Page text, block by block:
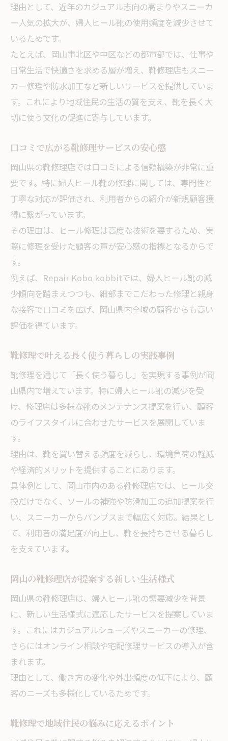
理由として、近年のカジュアル志向の高まりやスニーカ
ー人気の拡大が、婦人ヒール靴の使用頻度を減少させて
いるためです。
たとえば、岡山市北区や中区などの都市部では、仕事や
日常生活で快適さを求める層が増え、靴修理店もスニー
カー修理や防水加工など新しいサービスを提供していま
す。これにより地域住民の生活の質を支え、靴を長く大
切に使う文化の促進に寄与しています。
口コミで広がる靴修理サービスの安心感
岡山県の靴修理店では口コミによる信頼構築が非常に重
要です。特に婦人ヒール靴の修理に関しては、専門性と
丁寧な対応が評価され、利用者からの紹介が新規顧客獲
得に繋がっています。
その理由は、ヒール修理は高度な技術を要するため、実
際に修理を受けた顧客の声が安心感の指標となるからで
す。
例えば、Repair Kobo kobbitでは、婦人ヒール靴の減
少傾向を踏まえつつも、細部までこだわった修理と親身
な接客で口コミを広げ、岡山県内全域の顧客からも高い
評価を得ています。
靴修理で叶える長く使う暮らしの実践事例
靴修理を通じて「長く使う暮らし」を実現する事例が岡
山県内で増えています。特に婦人ヒール靴の減少を受
け、修理店は多様な靴のメンテナンス提案を行い、顧客
のライフスタイルに合わせたサービスを展開していま
す。
理由は、靴を買い替える頻度を減らし、環境負荷の軽減
や経済的メリットを提供することにあります。
具体例として、岡山市内のある靴修理店では、ヒール交
換だけでなく、ソールの補強や防滑加工の追加提案を行
い、スニーカーからパンプスまで幅広く対応。結果とし
て、利用者の満足度が向上し、靴を長持ちさせる暮らし
を支えています。
岡山の靴修理店が提案する新しい生活様式
岡山県の靴修理店は、婦人ヒール靴の需要減少を背景
に、新しい生活様式に適応したサービスを提案していま
す。これにはカジュアルシューズやスニーカーの修理、
さらにはオンライン相談や宅配修理サービスの導入が含
まれます。
理由として、働き方の変化や外出頻度の低下により、顧
客のニーズも多様化しているためです。
靴修理で地域住民の悩みに応えるポイント